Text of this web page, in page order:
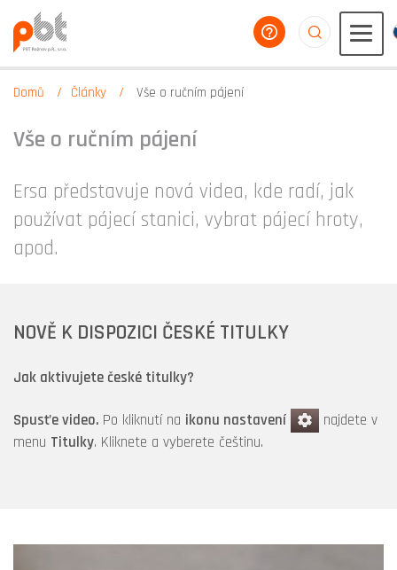
poradíme vám
Domů Články Vše o ručním pájení
Vše o ručním pájení
Ersa představuje nová videa, kde radí, jak
používat pájecí stanici, vybrat pájecí hroty,
apod.
NOVĚ K DISPOZICI ČESKÉ TITULKY
Jak aktivujete české titulky?
Spusťe video. Po kliknutí na ikonu nastavení
najdete v
menu Titulky. Kliknete a vyberete češtinu.